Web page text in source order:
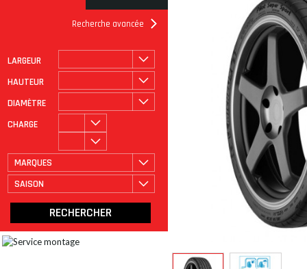
Recherche avancée
LARGEUR
HAUTEUR
DIAMÈTRE
CHARGE
MARQUES
SAISON
ROULAGE À PLAT